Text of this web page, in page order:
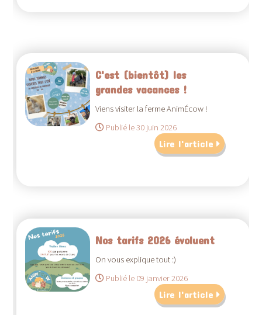
C'est (bientôt) les
grandes vacances !
Viens visiter la ferme AnimÉcow !
Publié le 30 juin 2026
Lire l'article
Nos tarifs 2026 évoluent
On vous explique tout :)
Publié le 09 janvier 2026
Lire l'article